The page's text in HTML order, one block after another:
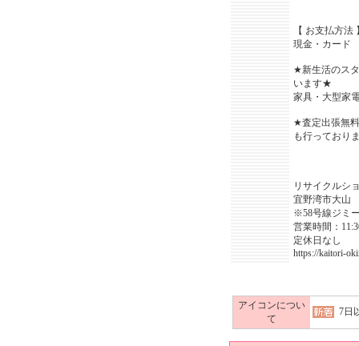
【 お支払方法
現金・カード
★新生活のス
います★
家具・大型家
★査定出張無
も行っており
リサイクルシ
宜野湾市大山
※58号線ジミ
営業時間：
定休日なし
https://kaitori-
アイコンについ
て
7日